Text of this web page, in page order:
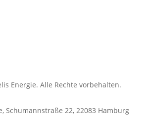
Energie. Alle Rechte vorbehalten.
Schumannstraße 22, 22083 Hamburg